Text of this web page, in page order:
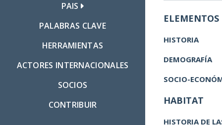
PAIS
PALABRAS CLAVE
HERRAMIENTAS
ACTORES INTERNACIONALES
SOCIOS
CONTRIBUIR
HISTORIA
DEMOGRAFÍA
SOCIO-
HABITAT
HISTORIA DE